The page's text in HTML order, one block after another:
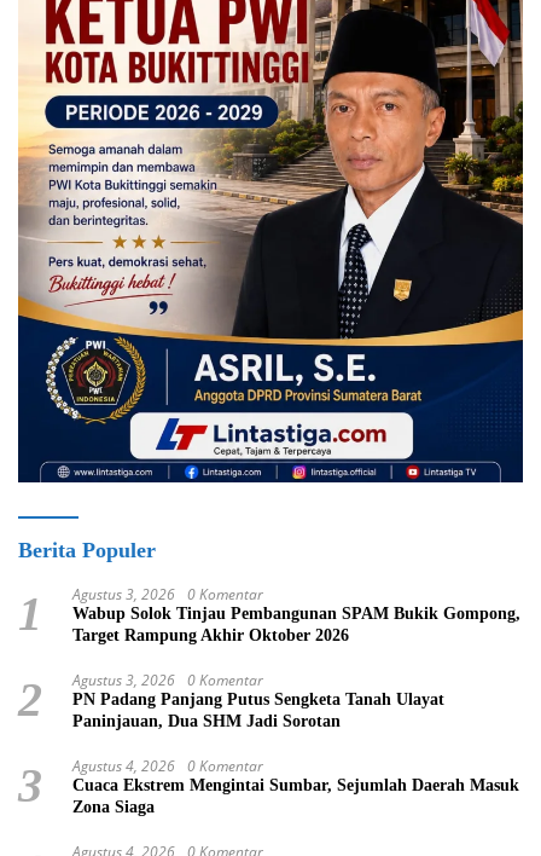
Berita Populer
1 Agustus 3, 2026 0 Komentar
Wabup Solok Tinjau Pembangunan SPAM Bukik Gompong,
Target Rampung Akhir Oktober 2026
2 Agustus 3, 2026 0 Komentar
PN Padang Panjang Putus Sengketa Tanah Ulayat
Paninjauan, Dua SHM Jadi Sorotan
3 Agustus 4, 2026 0 Komentar
Cuaca Ekstrem Mengintai Sumbar, Sejumlah Daerah Masuk
Zona Siaga